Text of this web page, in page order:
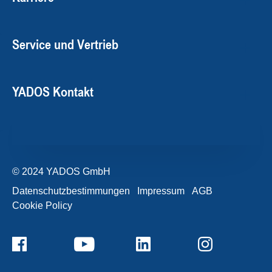
Service und Vertrieb
YADOS Kontakt
© 2024 YADOS GmbH
Datenschutzbestimmungen
Impressum
AGB
Cookie Policy